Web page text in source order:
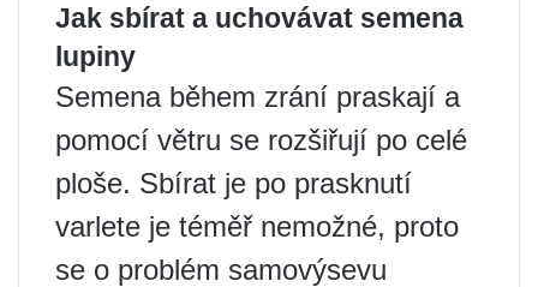
Jak sbírat a uchovávat semena
lupiny
Semena během zrání praskají a
pomocí větru se rozšiřují po celé
ploše. Sbírat je po prasknutí
varlete je téměř nemožné, proto
se o problém samovýsevu